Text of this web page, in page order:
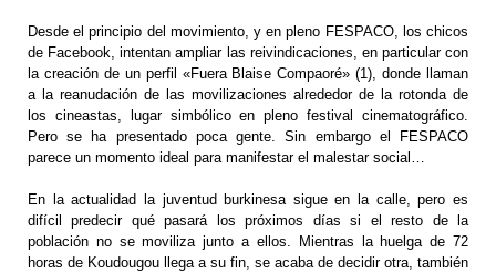
Desde el principio del movimiento, y en pleno FESPACO, los chicos
de Facebook, intentan ampliar las reivindicaciones, en particular con
la creación de un perfil «Fuera Blaise Compaoré» (1), donde llaman
a la reanudación de las movilizaciones alrededor de la rotonda de
los cineastas, lugar simbólico en pleno festival cinematográfico.
Pero se ha presentado poca gente. Sin embargo el FESPACO
parece un momento ideal para manifestar el malestar social…
En la actualidad la juventud burkinesa sigue en la calle, pero es
difícil predecir qué pasará los próximos días si el resto de la
población no se moviliza junto a ellos. Mientras la huelga de 72
horas de Koudougou llega a su fin, se acaba de decidir otra, también